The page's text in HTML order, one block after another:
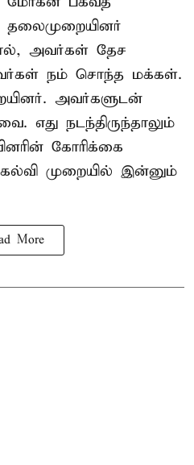
தலைமுறையினர்
அவர்கள் தேச
நம் சொந்த மக்கள்.
அவர்களுடன்
எது நடந்திருந்தாலும்
கோரிக்கை
கல்வி முறையில் இன்னும்
More